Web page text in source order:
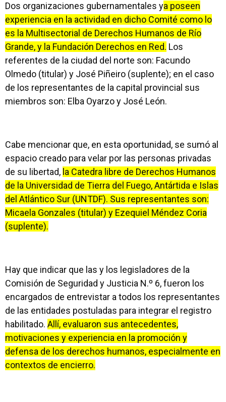
Dos organizaciones gubernamentales ya poseen
experiencia en la actividad en dicho Comité como lo
es la Multisectorial de Derechos Humanos de Río
Grande, y la Fundación Derechos en Red. Los
referentes de la ciudad del norte son: Facundo
Olmedo (titular) y José Piñeiro (suplente); en el caso
de los representantes de la capital provincial sus
miembros son: Elba Oyarzo y José León.
Cabe mencionar que, en esta oportunidad, se sumó al
espacio creado para velar por las personas privadas
de su libertad, la Catedra libre de Derechos Humanos
de la Universidad de Tierra del Fuego, Antártida e Islas
del Atlántico Sur (UNTDF). Sus representantes son:
Micaela Gonzales (titular) y Ezequiel Méndez Coria
(suplente).
Hay que indicar que las y los legisladores de la
Comisión de Seguridad y Justicia N.º 6, fueron los
encargados de entrevistar a todos los representantes
de las entidades postuladas para integrar el registro
habilitado. Allí, evaluaron sus antecedentes,
motivaciones y experiencia en la promoción y
defensa de los derechos humanos, especialmente en
contextos de encierro.